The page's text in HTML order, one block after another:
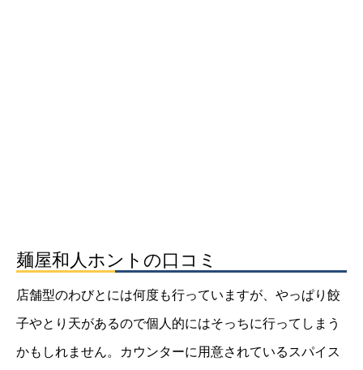
麺屋和人ホントの口コミ
店舗型のわびとには何度も行っていますが、やっぱり餃
子やとり天があるので個人的にはそっちに行ってしまう
かもしれません。カウンターに用意されているスパイス